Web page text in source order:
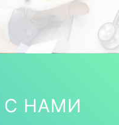
С НАМИ